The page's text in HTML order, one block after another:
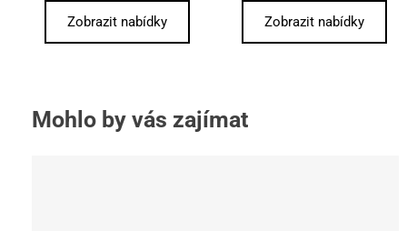
Zobrazit nabídky Zobrazit nabídky
Mohlo by vás zajímat